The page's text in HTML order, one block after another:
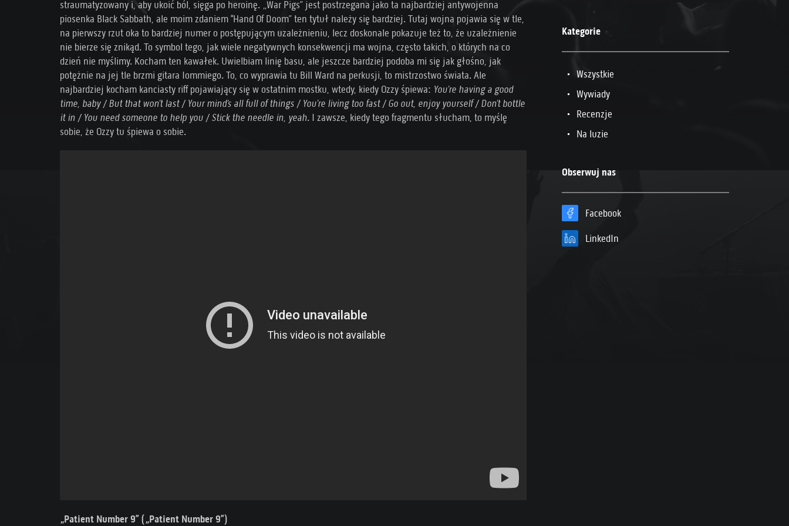
straumatyzowany i, aby ukoić ból, sięga po heroinę. „War Pigs” jest postrzegana jako ta najbardziej antywojenna
piosenka Black Sabbath, ale moim zdaniem “Hand Of Doom” ten tytuł należy się bardziej. Tutaj wojna pojawia się w tle,
na pierwszy rzut oka to bardziej numer o postępującym uzależnieniu, lecz doskonale pokazuje też to, że uzależnienie
nie bierze się znikąd. To symbol tego, jak wiele negatywnych konsekwencji ma wojna, często takich, o których na co
dzień nie myślimy. Kocham ten kawałek. Uwielbiam linię basu, ale jeszcze bardziej podoba mi się jak głośno, jak
potężnie na jej tle brzmi gitara Iommiego. To, co wyprawia tu Bill Ward na perkusji, to mistrzostwo świata. Ale
najbardziej kocham kanciasty riff pojawiający się w ostatnim mostku, wtedy, kiedy Ozzy śpiewa: You’re having a good
time, baby / But that won’t last / Your mind’s all full of things / You’re living too fast / Go out, enjoy yourself / Don’t bottle
it in / You need someone to help you / Stick the needle in, yeah. I zawsze, kiedy tego fragmentu słucham, to myślę
sobie, że Ozzy tu śpiewa o sobie.
„Patient Number 9” („Patient Number 9”)
Kategorie
Wszystkie
Wywiady
Recenzje
Na luzie
Obserwuj nas
Facebook
LinkedIn